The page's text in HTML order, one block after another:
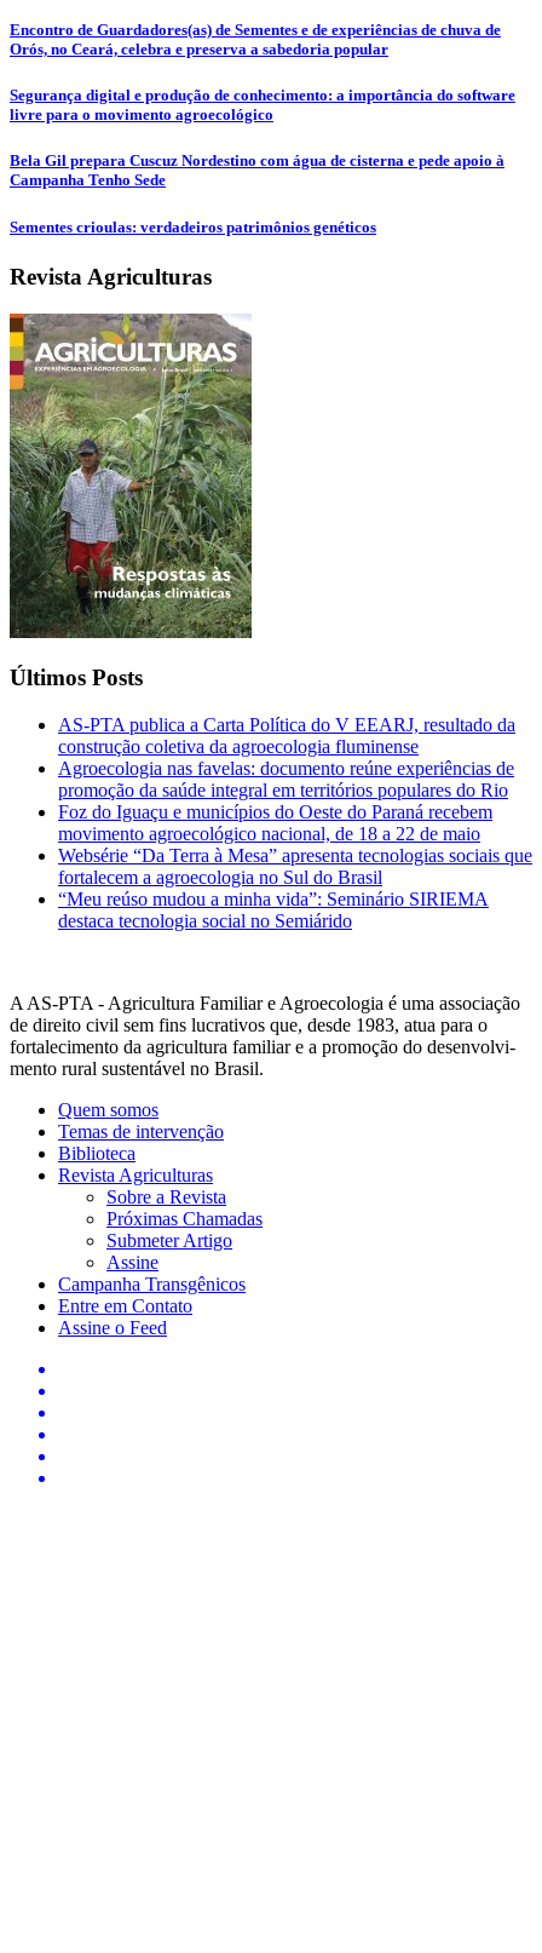
Encontro de Guardadores(as) de Sementes e de experiências de chuva de
Orós, no Ceará, celebra e preserva a sabedoria popular
Segurança digital e produção de conhecimento: a importância do software
livre para o movimento agroecológico
Bela Gil prepara Cuscuz Nordestino com água de cisterna e pede apoio à
Campanha Tenho Sede
Sementes crioulas: verdadeiros patrimônios genéticos
Revista Agriculturas
Últimos Posts
AS-PTA publica a Carta Política do V EEARJ, resultado da
construção coletiva da agroecologia fluminense
Agroecologia nas favelas: documento reúne experiências de
promoção da saúde integral em territórios populares do Rio
Foz do Iguaçu e municípios do Oeste do Paraná recebem
movimento agroecológico nacional, de 18 a 22 de maio
Websérie “Da Terra à Mesa” apresenta tecnologias sociais que
fortalecem a agroecologia no Sul do Brasil
“Meu reúso mudou a minha vida”: Seminário SIRIEMA
destaca tecnologia social no Semiárido
A AS-PTA - Agricultura Familiar e Agro­ecologia é uma associação
de direito civil sem fins lucrativos que, desde 1983, atua para o
fortalecimento da agricultura familiar e a promoção do desenvolvi­
mento rural sustentável no Brasil.
Quem somos
Temas de intervenção
Biblioteca
Revista Agriculturas
Sobre a Revista
Próximas Chamadas
Submeter Artigo
Assine
Campanha Transgênicos
Entre em Contato
Assine o Feed